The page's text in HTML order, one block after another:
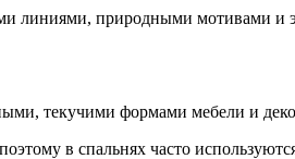
линиями, природными мотивами и
текучими формами мебели и
в спальнях часто